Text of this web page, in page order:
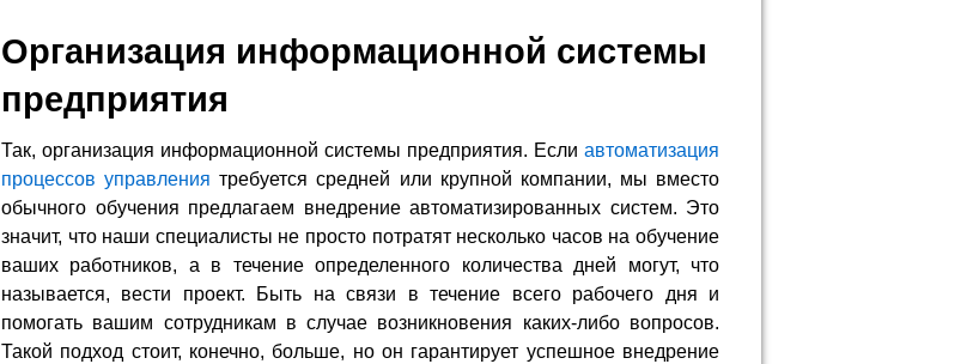
Организация информационной системы
предприятия
Так, организация информационной системы предприятия. Если автоматизация
процессов управления требуется средней или крупной компании, мы вместо
обычного обучения предлагаем внедрение автоматизированных систем. Это
значит, что наши специалисты не просто потратят несколько часов на обучение
ваших работников, а в течение определенного количества дней могут, что
называется, вести проект. Быть на связи в течение всего рабочего дня и
помогать вашим сотрудникам в случае возникновения каких-либо вопросов.
Такой подход стоит, конечно, больше, но он гарантирует успешное внедрение